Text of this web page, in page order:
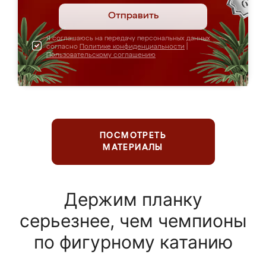
Отправить
Я соглашаюсь на передачу персональных данных
согласно Политике конфиденциальности
Пользовательскому соглашению
ПОСМОТРЕТЬ
МАТЕРИАЛЫ
Держим планку
серьезнее, чем чемпионы
по фигурному катанию